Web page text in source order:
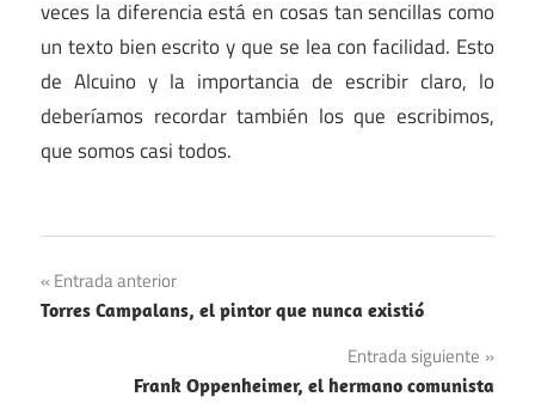
veces la diferencia está en cosas tan sencillas como
un texto bien escrito y que se lea con facilidad. Esto
de Alcuino y la importancia de escribir claro, lo
deberíamos recordar también los que escribimos,
que somos casi todos.
Media
Navegación
de
entradas
Entrada anterior
Torres Campalans, el pintor que nunca existió
Entrada siguiente
Frank Oppenheimer, el hermano comunista